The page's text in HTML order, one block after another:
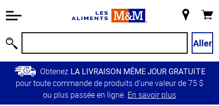
relative à
Passer
contenu
principal
Retour à
magasin
Aller
Obtenez LA LIVRAISON MÊME JOUR GRATUITE
pour toute commande de produits d’une valeur de 75 $
ou plus passée en ligne. En savoir plus